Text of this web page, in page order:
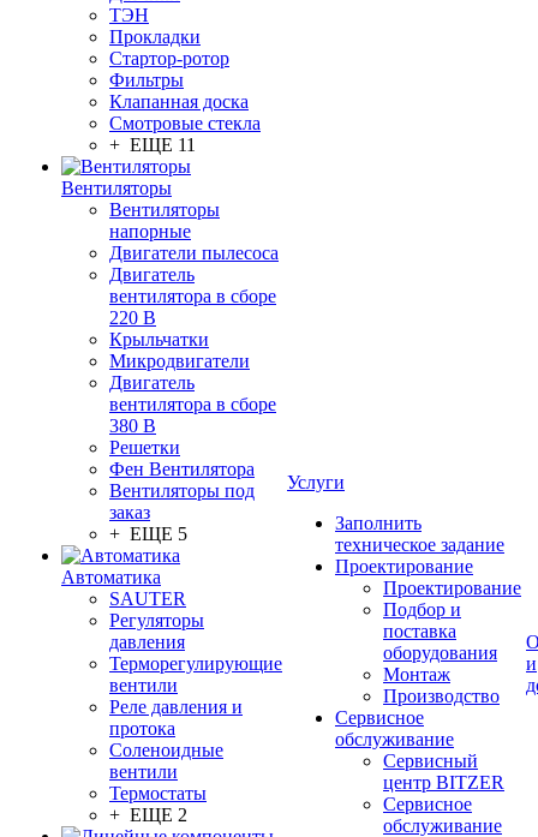
ТЭН
Прокладки
Стартор-ротор
Фильтры
Клапанная доска
Смотровые стекла
+ ЕЩЕ 11
Вентиляторы
Вентиляторы
напорные
Двигатели пылесоса
Двигатель
вентилятора в сборе
220 В
Крыльчатки
Микродвигатели
Двигатель
вентилятора в сборе
380 В
Решетки
Фен Вентилятора
Вентиляторы под
заказ
+ ЕЩЕ 5
Автоматика
SAUTER
Регуляторы
давления
Терморегулирующие
вентили
Реле давления и
протока
Соленоидные
вентили
Термостаты
+ ЕЩЕ 2
Услуги
Заполнить
техническое задание
Проектирование
Проектирование
Подбор и
поставка
оборудования
Монтаж
Производство
Сервисное
обслуживание
Сервисный
центр BITZER
Сервисное
обслуживание
и